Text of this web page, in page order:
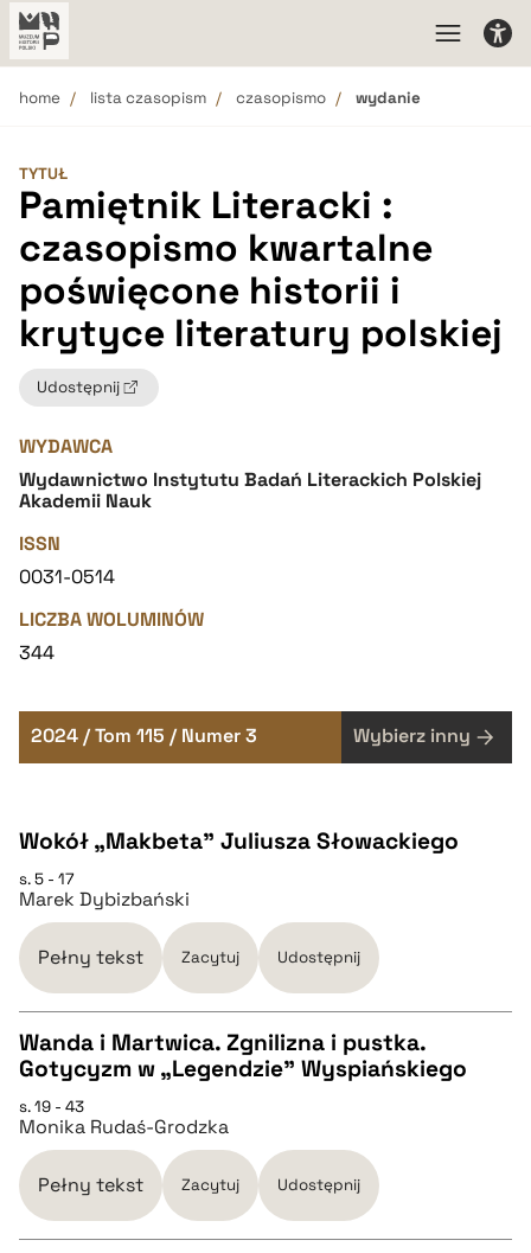
home lista czasopism czasopismo wydanie
TYTUŁ
Pamiętnik Literacki :
czasopismo kwartalne
poświęcone historii i
krytyce literatury polskiej
Udostępnij
WYDAWCA
Wydawnictwo Instytutu Badań Literackich Polskiej
Akademii Nauk
ISSN
0031-0514
LICZBA WOLUMINÓW
344
2024 / Tom 115 / Numer 3 Wybierz inny
Wokół „Makbeta” Juliusza Słowackiego
s. 5 - 17
Marek Dybizbański
Pełny tekst Zacytuj Udostępnij
CZYSTY TEKST
pobierz cytat
BIBTEX
Wanda i Martwica. Zgnilizna i pustka.
Gotycyzm w „Legendzie” Wyspiańskiego
s. 19 - 43
Monika Rudaś-Grodzka
Pełny tekst Zacytuj Udostępnij